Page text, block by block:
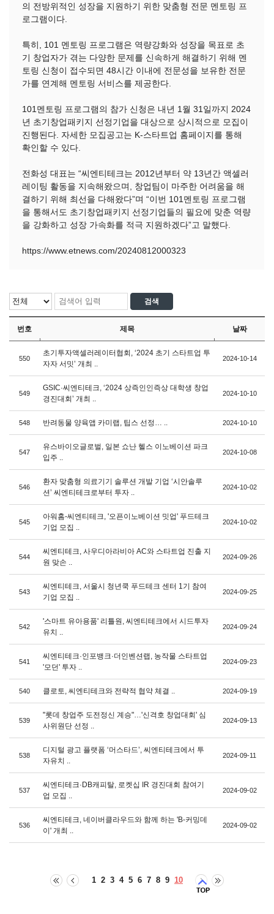
의 전방위적인 성장을 지원하기 위한 맞춤형 전문 멘토링 프
로그램이다.
특히, 101 멘토링 프로그램은 역량강화와 성장을 목표로 초
기 창업자가 겪는 다양한 문제를 신속하게 해결하기 위해 멘
토링 신청이 접수되면 48시간 이내에 전문성을 보유한 전문
가를 연계해 멘토링 서비스를 제공한다.
101멘토링 프로그램의 참가 신청은 내년 1월 31일까지 2024
년 초기창업패키지 선정기업을 대상으로 상시적으로 모집이
진행된다. 자세한 모집공고는 K-스타트업 홈페이지를 통해
확인할 수 있다.
전화성 대표는 “씨엔티테크는 2012년부터 약 13년간 액셀러
레이팅 활동을 지속해왔으며, 창업팀이 마주한 어려움을 해
결하기 위해 최선을 다해왔다”며 “이번 101멘토링 프로그램
을 통해서도 초기창업패키지 선정기업들의 필요에 맞춘 역량
을 강화하고 성장 가속화를 적극 지원하겠다”고 말했다.
https://www.etnews.com/20240812000323
번호 제목 날짜
550
초기투자액셀러레이터협회, ‘2024 초기 스타트업 투
자자 서밋’ 개최 ..
2024-10-14
549
GSIC·씨엔티테크, ‘2024 상즉인인즉상 대학생 창업
경진대회’ 개최 ..
2024-10-10
548 반려동물 양육앱 카미랩, 팁스 선정… .. 2024-10-10
547
유스바이오글로벌, 일본 쇼난 헬스 이노베이션 파크
입주 ..
2024-10-08
546
환자 맞춤형 의료기기 솔루션 개발 기업 ‘시안솔루
션’ 씨엔티테크로부터 투자 ..
2024-10-02
545
아워홈-씨엔티테크, '오픈이노베이션 밋업' 푸드테크
기업 모집 ..
2024-10-02
544
씨엔티테크, 사우디아라비아 AC와 스타트업 진출 지
원 맞손 ..
2024-09-26
543
씨엔티테크, 서울시 청년쿡 푸드테크 센터 1기 참여
기업 모집 ..
2024-09-25
542
'스마트 유아용품' 리틀원, 씨엔티테크에서 시드투자
유치 ..
2024-09-24
541
씨엔티테크·인포뱅크·더인벤션랩, 농작물 스타트업
'모던' 투자 ..
2024-09-23
540 클로토, 씨엔티테크와 전략적 협약 체결 .. 2024-09-19
539
"롯데 창업주 도전정신 계승"…'신격호 창업대회' 심
사위원단 선정 ..
2024-09-13
538
디지털 광고 플랫폼 ‘머스타드’, 씨엔티테크에서 투
자유치 ..
2024-09-11
537
씨엔티테크·DB캐피탈, 로켓십 IR 경진대회 참여기
업 모집 ..
2024-09-02
536
씨엔티테크, 네이버클라우드와 함께 하는 'B-커밍데
이' 개최 ..
2024-09-02
1 2 3 4 5 6 7 8 9 10